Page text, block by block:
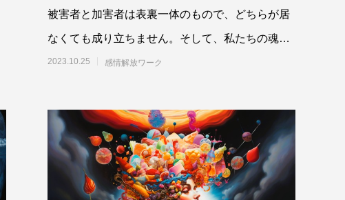
被害者と加害者は表裏一体のもので、どちらが居
なくても成り立ちません。そして、私たちの魂
は、その出来事に焼き付いた感情によって、その
2023.10.25 感情解放ワーク